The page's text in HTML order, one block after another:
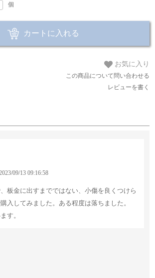
個
カートに入れる
お気に入り
この商品について問い合わせる
レビューを書く
09/13 09:16:58
板金に出すまでではない、小傷を良くつけら
入してみました。ある程度は落ちました。
す。